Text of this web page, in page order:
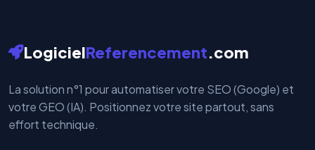
LogicielReferencement.com
La solution n°1 pour automatiser votre SEO (Google) et
votre GEO (IA). Positionnez votre site partout, sans
effort technique.